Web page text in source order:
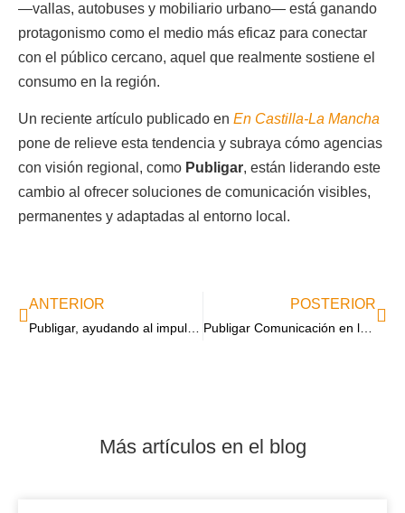
—vallas, autobuses y mobiliario urbano— está ganando
protagonismo como el medio más eficaz para conectar
con el público cercano, aquel que realmente sostiene el
consumo en la región.
Un reciente artículo publicado en En Castilla-La Mancha
pone de relieve esta tendencia y subraya cómo agencias
con visión regional, como Publigar, están liderando este
cambio al ofrecer soluciones de comunicación visibles,
permanentes y adaptadas al entorno local.
ANTERIOR POSTERIOR
Publigar Comunicación en los medios: entrevista en esRadio Albacete
Más artículos en el blog